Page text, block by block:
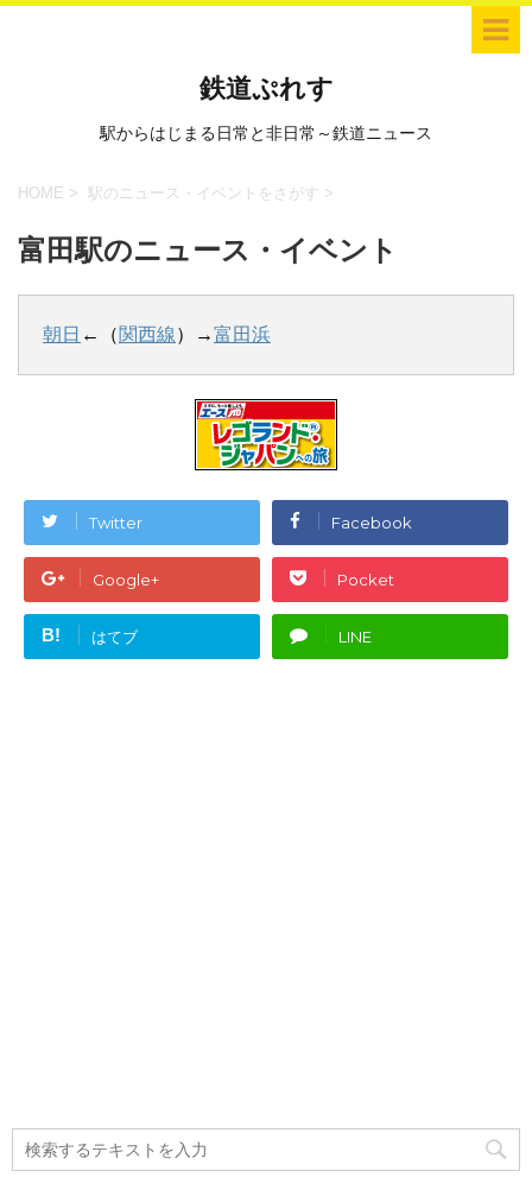
鉄道ぷれす
駅からはじまる日常と非日常～鉄道ニュース
HOME > 駅のニュース・イベントをさがす >
富田駅のニュース・イベント
朝日 ←（関西線）→富田浜
Twitter Facebook
Google+ Pocket
B! はてブ LINE